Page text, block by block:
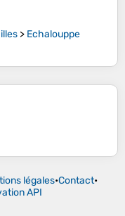
> Echalouppe
légales•Contact•
API